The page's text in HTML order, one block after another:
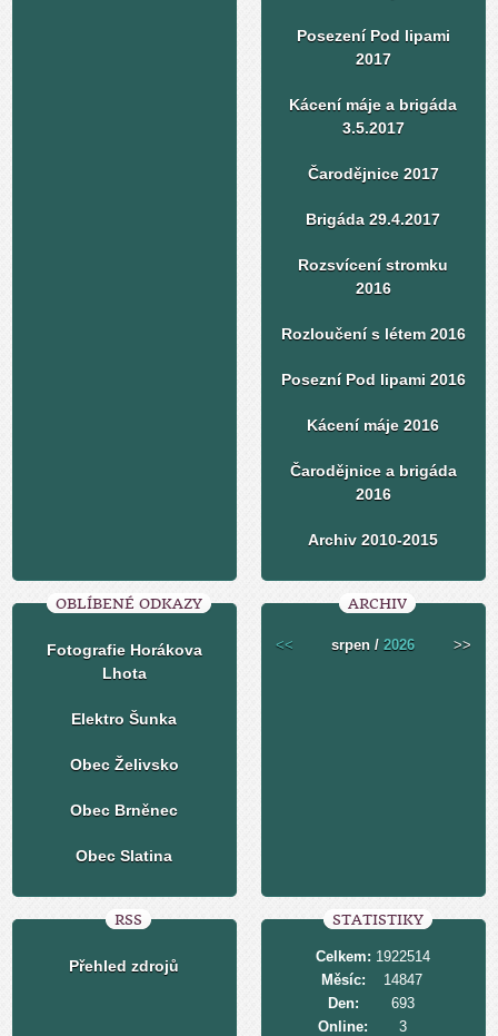
Posezení Pod lipami
2017
Kácení máje a brigáda
3.5.2017
Čarodějnice 2017
Brigáda 29.4.2017
Rozsvícení stromku
2016
Rozloučení s létem 2016
Posezní Pod lipami 2016
Kácení máje 2016
Čarodějnice a brigáda
2016
Archiv 2010-2015
OBLÍBENÉ ODKAZY
Fotografie Horákova
Lhota
Elektro Šunka
Obec Želivsko
Obec Brněnec
Obec Slatina
ARCHIV
<< srpen /2026 >>
RSS
Přehled zdrojů
STATISTIKY
Online: 3
Celkem: 1922514
Měsíc:
14847
Den:
693